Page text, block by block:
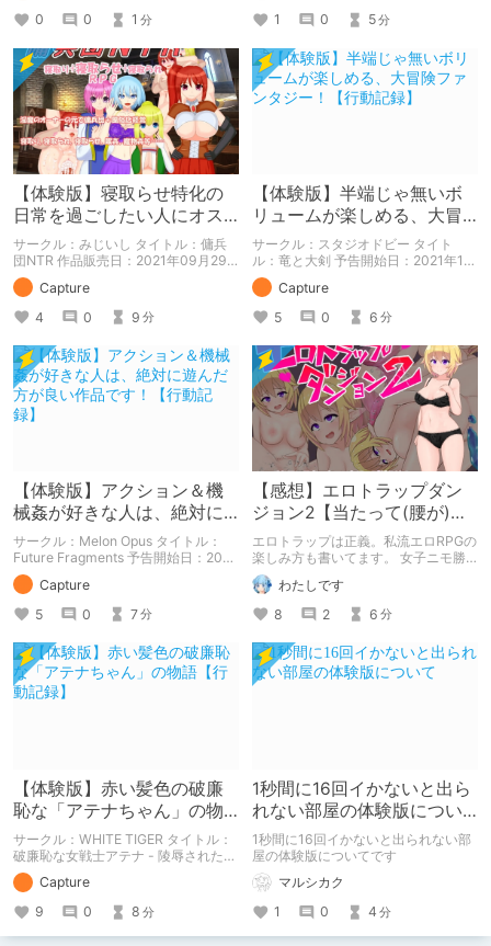
0
0 1 分
1
0 5分
【体験版】寝取らせ特化の
日常を過ごしたい人にオス
スメ！【行動記録】
サークル：みじいし タイトル：傭兵
団NTR 作品販売日：2021年09月29
日 発売済みの作品の体験版の内容を
中心に紹介しているまとめ記事です。
体験版の「ネタバレ」を含んだ内容を
まとめているので、苦手な方は注意し
て下さい。
Capture
4
0 9 分
【体験版】半端じゃ無いボ
リュームが楽しめる、大冒
険ファンタジー！【行動記
録】
サークル：スタジオドビー タイト
ル：竜と大剣 予告開始日：2021年12
月11日 作品販売日：- 予告作品の体験
版の内容を中心に紹介しているまとめ
記事です。 体験版の「ネタバレ」を
含んだ内容をまとめているので、苦手
な方は注意して下さい。
Capture
5
0 6 分
【体験版】アクション＆機
械姦が好きな人は、絶対に
遊んだ方が良い作品です！
【行動記録】
サークル：Melon Opus タイトル：
Future Fragments 予告開始日：2021
年08月13日 作品販売日：- 予告作品
の体験版の内容を中心に紹介している
まとめ記事です。 体験版の「ネタバ
レ」を含んだ内容をまとめているの
で、苦手な方は注意して下さい。
Capture
5
0 7分
【感想】エロトラップダン
ジョン2【当たって(腰が)砕
けろ(意味深)なRPG】
エロトラップは正義。私流エロRPGの
楽しみ方も書いてます。 女子ニモ勝
テズさんのエロトラップダンジョン2
の感想記事です。 他にも感想記事を
書いてますので良かったらどうぞで
す！
わたしです
8
2 6 分
【体験版】赤い髪色の破廉
恥な「アテナちゃん」の物
語【行動記録】
サークル：WHITE TIGER タイトル：
破廉恥な女戦士アテナ - 陵辱された乙
女た(体験版) 予告開始日：2020年12
月09日 予告作品の体験版の内容を中
心に紹介しているまとめ記事です。
体験版の「ネタバレ」を含んだ内容を
まとめているので、苦手な方は注意し
Capture
9
0 8 分
1秒間に16回イかないと出ら
れない部屋の体験版につい
て
1秒間に16回イかないと出られない部
屋の体験版についてです
マルシカク
1
0 4 分